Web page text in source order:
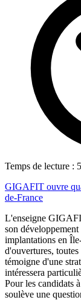
Temps de lecture :
GIGAFIT ouvre
de-France
L'enseigne
son
implantations en
d'ouvertures,
témoigne d'une
intéressera
Pour les candidats
soulève une